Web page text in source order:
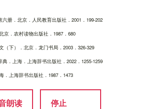
册．北京．人民教育出版社．2001．199-202
京．农村读物出版社．1987．680
（下）．北京．龙门书局．2003．326-329
．上海．上海辞书出版社．2022．1255-1259
．上海辞书出版社．1987．1473
朗读 停止